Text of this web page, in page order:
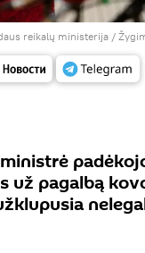
reikalų ministerija /
už pagalbą